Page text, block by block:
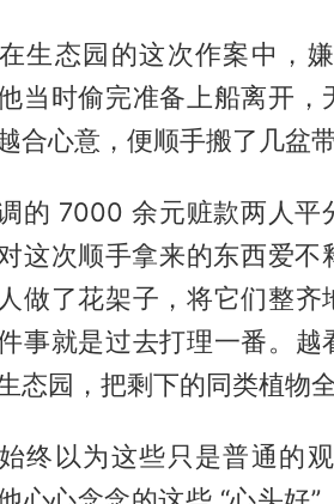
生态园的这次作案中，
当时偷完准备上船离开，
合心意，便顺手搬了几盆带
的 7000 余元赃款两人平
这次顺手拿来的东西爱不
做了花架子，将它们整
事就是过去打理一番。
态园，把剩下的同类植物
终以为这些只是普通的